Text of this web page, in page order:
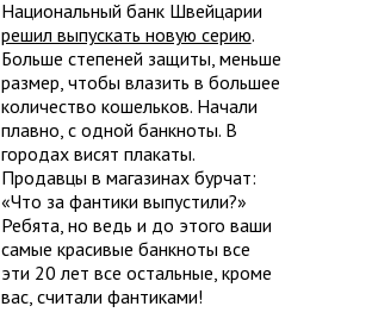
Национальный банк Швейцарии
решил выпускать новую серию.
Больше степеней защиты, меньше
размер, чтобы влазить в большее
количество кошельков. Начали
плавно, с одной банкноты. В
городах висят плакаты.
Продавцы в магазинах бурчат:
«Что за фантики выпустили?»
Ребята, но ведь и до этого ваши
самые красивые банкноты все
эти 20 лет все остальные, кроме
вас, считали фантиками!